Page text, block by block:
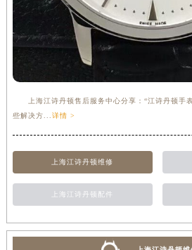
上海江诗丹顿售后服务中心分享：“江诗丹顿手
些解决方...详情 >
上海江诗丹顿维修
上海江诗丹顿配件